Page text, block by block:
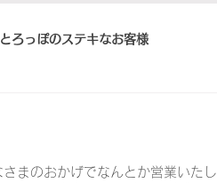
ろっぽのステキなお客様
まのおかげでなんとか営業いたし